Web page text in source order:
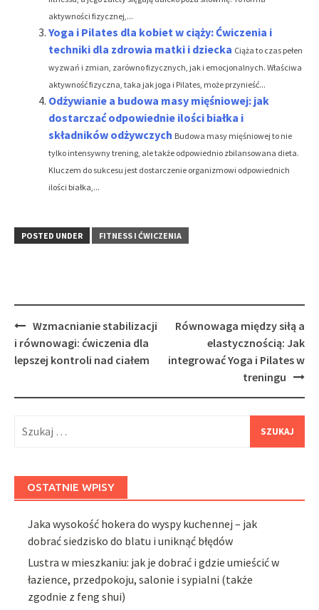
aktywności fizycznej,...
Yoga i Pilates dla kobiet w ciąży: Ćwiczenia i
techniki dla zdrowia matki i dziecka Ciąża to czas pełen
wyzwań i zmian, zarówno fizycznych, jak i emocjonalnych. Właściwa
aktywność fizyczna, taka jak joga i Pilates, może przynieść...
Odżywianie a budowa masy mięśniowej: jak
dostarczać odpowiednie ilości białka i
składników odżywczych Budowa masy mięśniowej to nie
tylko intensywny trening, ale także odpowiednio zbilansowana dieta.
Kluczem do sukcesu jest dostarczenie organizmowi odpowiednich
ilości białka,...
POSTED UNDER FITNESS I ĆWICZENIA
Post
navigation
Wzmacnianie stabilizacji
i równowagi: ćwiczenia dla
lepszej kontroli nad ciałem
Równowaga między siłą a
elastycznością: Jak
integrować Yoga i Pilates w
treningu
OSTATNIE WPISY
Jaka wysokość hokera do wyspy kuchennej – jak
dobrać siedzisko do blatu i uniknąć błędów
Lustra w mieszkaniu: jak je dobrać i gdzie umieścić w
łazience, przedpokoju, salonie i sypialni (także
zgodnie z feng shui)